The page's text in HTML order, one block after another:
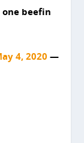
one beefin
— Isaiah Thomas (@Isaiah_t55)
4, 2020